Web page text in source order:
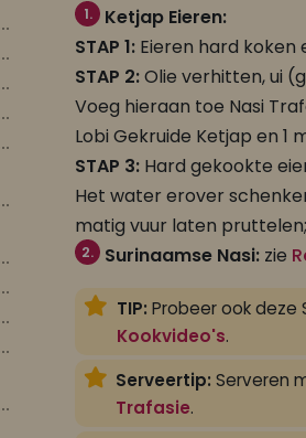
1.
Ketjap Eieren:
STAP 1: Eieren hard koken
STAP 2:Olie verhitten, ui
Voeg hieraan toe Nasi
Lobi Gekruide Ketjap en 1
STAP 3: Hard gekookte
Het water erover
matig vuur laten
2. Surinaamse Nasi: zie
TIP: Probeer ook deze
Kookvideo's.
Serveertip: Serveren
Trafasie.